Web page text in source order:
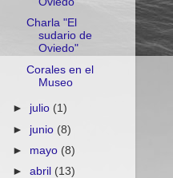
Charla "El
sudario de
Oviedo"
Corales en el
Museo
► julio (1)
► junio (8)
► mayo (8)
►abril (13)